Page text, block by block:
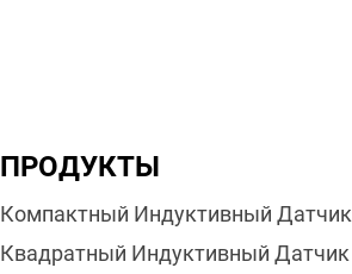
ПРОДУКТЫ
Компактный Индуктивный Датчик
Квадратный Индуктивный Датчик